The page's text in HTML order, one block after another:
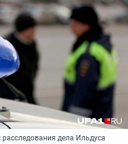
дела Ильдуса